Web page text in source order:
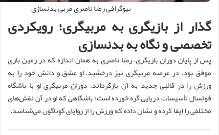
بیوگرافی رضا ناصری مربی بدنسازی
گذار از بازیگری به مربیگری؛ رویکردی
تخصصی و نگاه به بدنسازی
پس از پایان دوران بازیگری، رضا ناصری به همان اندازه که در زمین بازی
موفق بود، در عرصه مربیگری نیز درخشید. او عشق و دانش خود را به
ورزش را در قالبی جدید به آن بازگرداند. دوران مربیگری او با باشگاه
فوتسال تأسیسات دریایی گره خورده است؛ باشگاهی که او در آن نقش‌های
مختلفی را ایفا کرده و نشان داده که ورزش را از زوایای گوناگون می‌شناسد.